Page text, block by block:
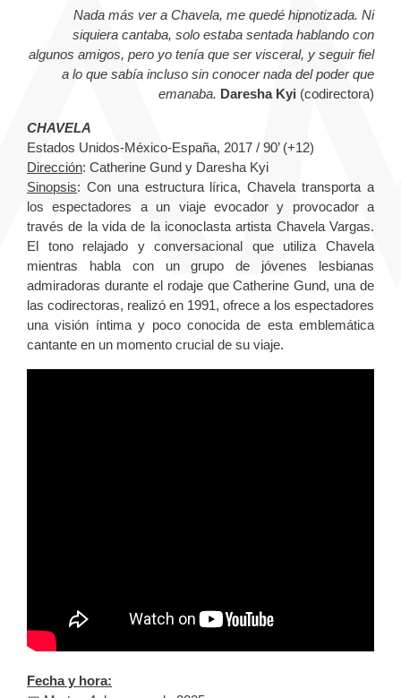
Nada más ver a Chavela, me quedé hipnotizada. Ni
siquiera cantaba, solo estaba sentada hablando con
algunos amigos, pero yo tenía que ser visceral, y seguir fiel
a lo que sabía incluso sin conocer nada del poder que
emanaba. Daresha Kyi (codirectora)
CHAVELA
Estados Unidos-México-España, 2017 / 90’ (+12)
Dirección: Catherine Gund y Daresha Kyi
Sinopsis: Con una estructura lírica, Chavela transporta a
los espectadores a un viaje evocador y provocador a
través de la vida de la iconoclasta artista Chavela Vargas.
El tono relajado y conversacional que utiliza Chavela
mientras habla con un grupo de jóvenes lesbianas
admiradoras durante el rodaje que Catherine Gund, una de
las codirectoras, realizó en 1991, ofrece a los espectadores
una visión íntima y poco conocida de esta emblemática
cantante en un momento crucial de su viaje.
Fecha y hora: